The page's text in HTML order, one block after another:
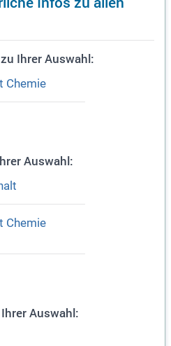
zu Ihrer Auswahl:
Chemie
Auswahl:
Chemie
Auswahl: